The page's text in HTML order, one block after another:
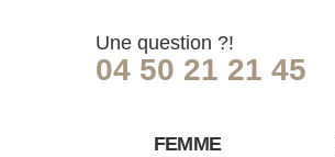
Une question ?!
04 50 21 21 45
FEMME